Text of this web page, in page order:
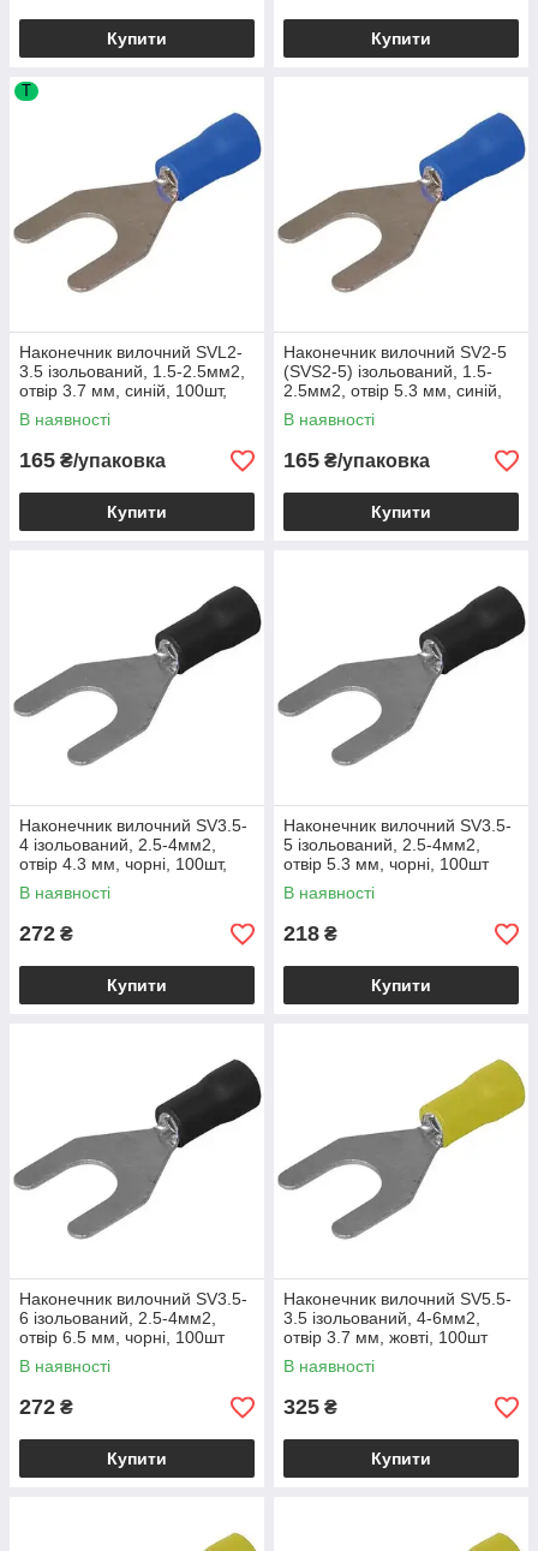
Купити Купити
T
Наконечник вилочний SVL2-
3.5 ізольований, 1.5-2.5мм2,
отвір 3.7 мм, синій, 100шт,
500450
В наявності
165 ₴/упаковка
Купити
Наконечник вилочний SV2-5
(SVS2-5) ізольований, 1.5-
2.5мм2, отвір 5.3 мм, синій,
100шт-1уп, 500456
В наявності
165 ₴/упаковка
Купити
Наконечник вилочний SV3.5-
4 ізольований, 2.5-4мм2,
отвір 4.3 мм, чорні, 100шт,
500460
В наявності
272 ₴
Купити
Наконечник вилочний SV3.5-
5 ізольований, 2.5-4мм2,
отвір 5.3 мм, чорні, 100шт
В наявності
218 ₴
Купити
Наконечник вилочний SV3.5-
6 ізольований, 2.5-4мм2,
отвір 6.5 мм, чорні, 100шт
В наявності
272 ₴
Купити
Наконечник вилочний SV5.5-
3.5 ізольований, 4-6мм2,
отвір 3.7 мм, жовті, 100шт
В наявності
325 ₴
Купити